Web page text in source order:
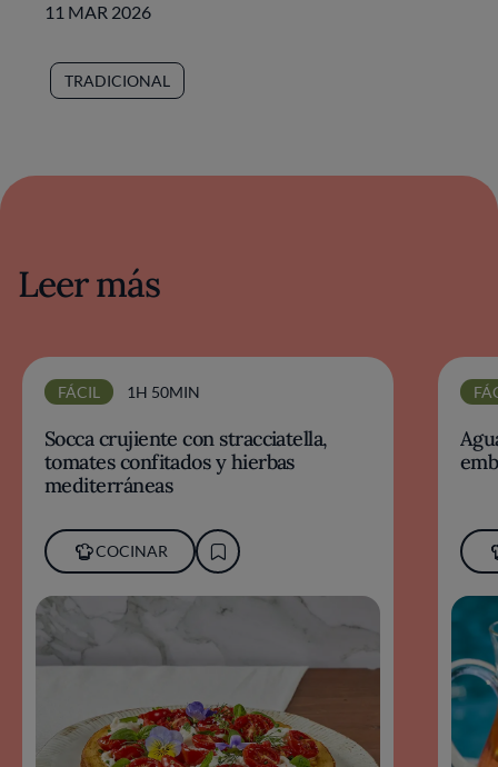
11 MAR 2026
TRADICIONAL
Leer más
FÁCIL 1H 50MIN
Socca crujiente con stracciatella,
tomates confitados y hierbas
mediterráneas
COCINAR